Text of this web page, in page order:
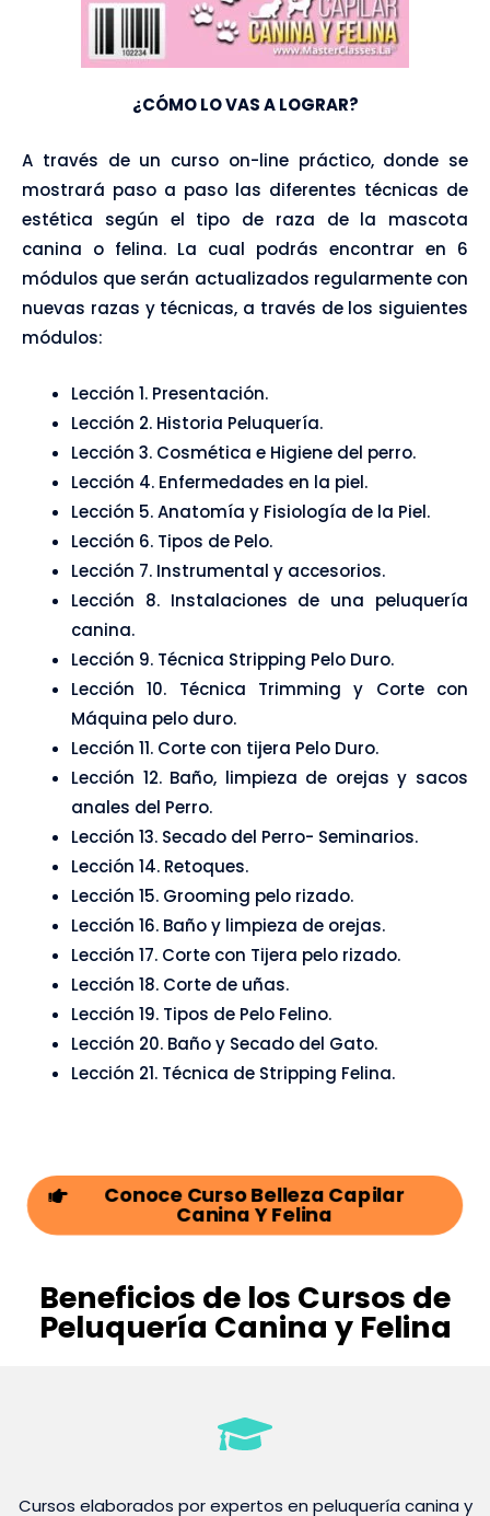
¿CÓMO LO VAS A LOGRAR?
A través de un curso on-line práctico, donde se
mostrará paso a paso las diferentes técnicas de
estética según el tipo de raza de la mascota
canina o felina. La cual podrás encontrar en 6
módulos que serán actualizados regularmente con
nuevas razas y técnicas, a través de los siguientes
módulos:
Lección 1. Presentación.
Lección 2. Historia Peluquería.
Lección 3. Cosmética e Higiene del perro.
Lección 4. Enfermedades en la piel.
Lección 5. Anatomía y Fisiología de la Piel.
Lección 6. Tipos de Pelo.
Lección 7. Instrumental y accesorios.
Lección 8. Instalaciones de una peluquería
canina.
Lección 9. Técnica Stripping Pelo Duro.
Lección 10. Técnica Trimming y Corte con
Máquina pelo duro.
Lección 11. Corte con tijera Pelo Duro.
Lección 12. Baño, limpieza de orejas y sacos
anales del Perro.
Lección 13. Secado del Perro- Seminarios.
Lección 14. Retoques.
Lección 15. Grooming pelo rizado.
Lección 16. Baño y limpieza de orejas.
Lección 17. Corte con Tijera pelo rizado.
Lección 18. Corte de uñas.
Lección 19. Tipos de Pelo Felino.
Lección 20. Baño y Secado del Gato.
Lección 21. Técnica de Stripping Felina.
Conoce Curso Belleza Capilar
Canina Y Felina
Beneficios de los Cursos de
Peluquería Canina y Felina
Cursos elaborados por expertos en peluquería canina y